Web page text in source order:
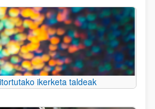
ikerketa taldeak